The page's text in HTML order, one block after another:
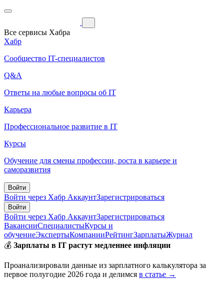
Все сервисы Хабра
Хабр
Сообщество IT-специалистов
Q&A
Ответы на любые вопросы об IT
Карьера
Профессиональное развитие в IT
Курсы
Обучение для смены профессии, роста в карьере и
саморазвития
Войти
Войти через Хабр АккаунтЗарегистрироваться
Войти
Войти через Хабр АккаунтЗарегистрироваться
ВакансииСпециалистыКурсы и
обучениеЭкспертыКомпанииРейтингЗарплатыЖурнал
💰 Зарплаты в IT растут медленнее инфляции
Проанализировали данные из зарплатного калькулятора за
первое полугодие 2026 года и делимся в статье →